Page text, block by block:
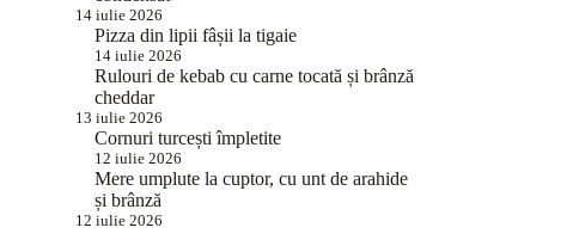
14 iulie 2026
Pizza din lipii fâșii la tigaie
14 iulie 2026
Rulouri de kebab cu carne tocată și brânză
cheddar
13 iulie 2026
Cornuri turcești împletite
12 iulie 2026
Mere umplute la cuptor, cu unt de arahide
și brânză
12 iulie 2026